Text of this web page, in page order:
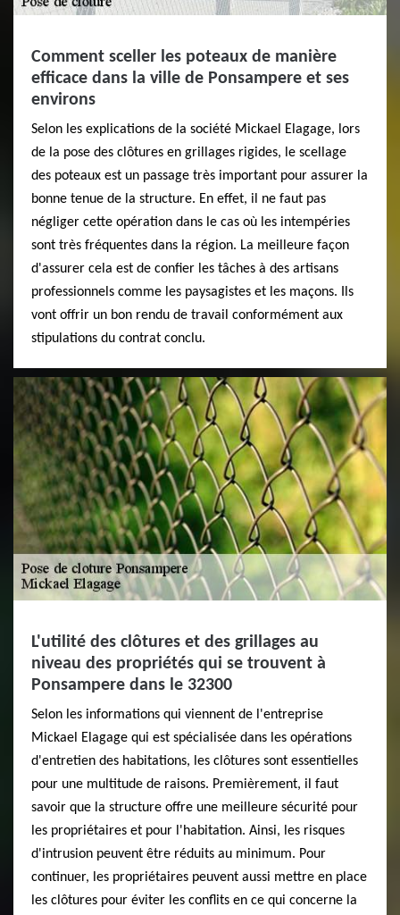
Comment sceller les poteaux de manière
efficace dans la ville de Ponsampere et ses
environs
Selon les explications de la société Mickael Elagage, lors
de la pose des clôtures en grillages rigides, le scellage
des poteaux est un passage très important pour assurer la
bonne tenue de la structure. En effet, il ne faut pas
négliger cette opération dans le cas où les intempéries
sont très fréquentes dans la région. La meilleure façon
d'assurer cela est de confier les tâches à des artisans
professionnels comme les paysagistes et les maçons. Ils
vont offrir un bon rendu de travail conformément aux
stipulations du contrat conclu.
L'utilité des clôtures et des grillages au
niveau des propriétés qui se trouvent à
Ponsampere dans le 32300
Selon les informations qui viennent de l'entreprise
Mickael Elagage qui est spécialisée dans les opérations
d'entretien des habitations, les clôtures sont essentielles
pour une multitude de raisons. Premièrement, il faut
savoir que la structure offre une meilleure sécurité pour
les propriétaires et pour l'habitation. Ainsi, les risques
d'intrusion peuvent être réduits au minimum. Pour
continuer, les propriétaires peuvent aussi mettre en place
les clôtures pour éviter les conflits en ce qui concerne la